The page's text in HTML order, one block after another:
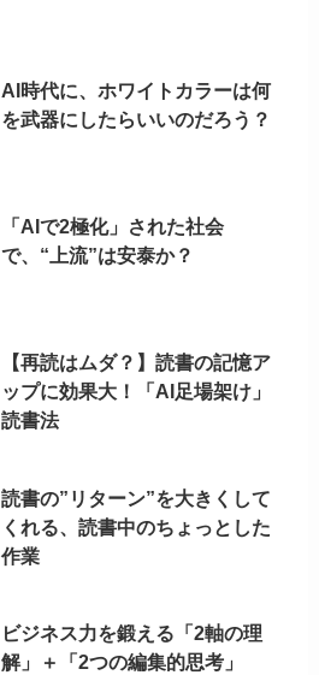
AI時代に、ホワイトカラーは何
を武器にしたらいいのだろう？
「AIで2極化」された社会
で、“上流”は安泰か？
【再読はムダ？】読書の記憶ア
ップに効果大！「AI足場架け」
読書法
読書の”リターン”を大きくして
くれる、読書中のちょっとした
作業
ビジネス力を鍛える「2軸の理
解」＋「2つの編集的思考」